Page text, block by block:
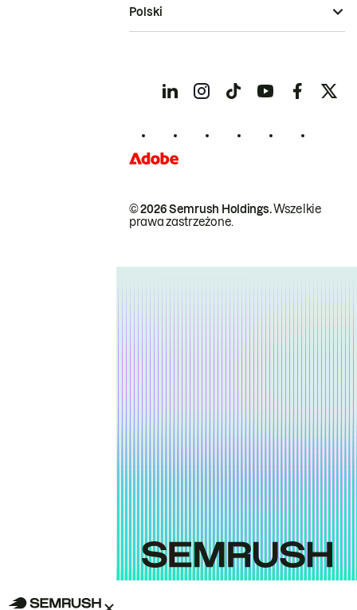
© 2026 Semrush Holdings.Wszelkie
prawa zastrzeżone.
Polski